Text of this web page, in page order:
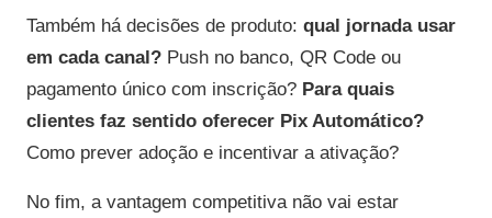
Também há decisões de produto: qual jornada usar
em cada canal? Push no banco, QR Code ou
pagamento único com inscrição? Para quais
clientes faz sentido oferecer Pix Automático?
Como prever adoção e incentivar a ativação?
No fim, a vantagem competitiva não vai estar